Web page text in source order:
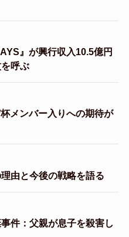
』が興行収入10.5億円
呼ぶ
メンバー入りへの期待が
由と今後の戦略を語る
件：父親が息子を殺害し